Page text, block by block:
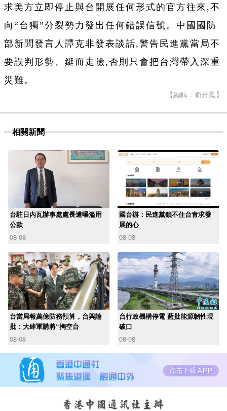
求美方立即停止與台開展任何形式的官方往來,不
向“台獨”分裂勢力發出任何錯誤信號。中國國防
部新聞發言人譚克非發表談話,警告民進黨當局不
要誤判形勢、鋌而走險,否則只會把台灣帶入深重
災難。
【編輯：俞丹鳳】
相關新聞
台駐日內瓦辦事處處長遭曝濫用
公款
08-08
國台辦：民進黨鎖不住台青求發
展的心
08-08
台當局報萬億防務預算，台輿論
批：大肆軍購將“掏空台
08-08
台行政機構停電 藍批能源韌性現
破口
08-08